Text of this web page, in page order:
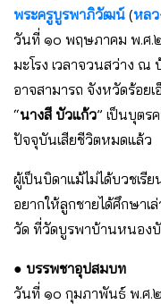
พระครูบูรพาภิวัฒน์ (หลว
วันที่ ๑๐ พฤษภาคม พ.ศ.
มะโรง เวลาจวนสว่าง
อาจสามารถ จังหวัดร้อยเ
“นางสี บัวแก้ว” เป็นบุต
ปัจจุบันเสียชีวิตหมดแล้ว
ผู้เป็นบิดาแม้ไม่ได้บวชเรี
อยากให้ลูกชายได้ศึกษาเ
วัด ที่วัดบูรพาบ้านหนองบั
● บรรพชาอุปสมบท
วันที่ ๑๐ กุมภาพันธ์ พ.ศ.